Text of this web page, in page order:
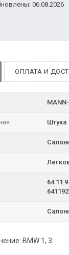
06.08.2026
ОПЛАТА И
Штука
64 11
BMW 1, 3